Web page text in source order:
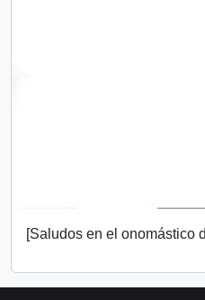
[Saludos en el onomástico